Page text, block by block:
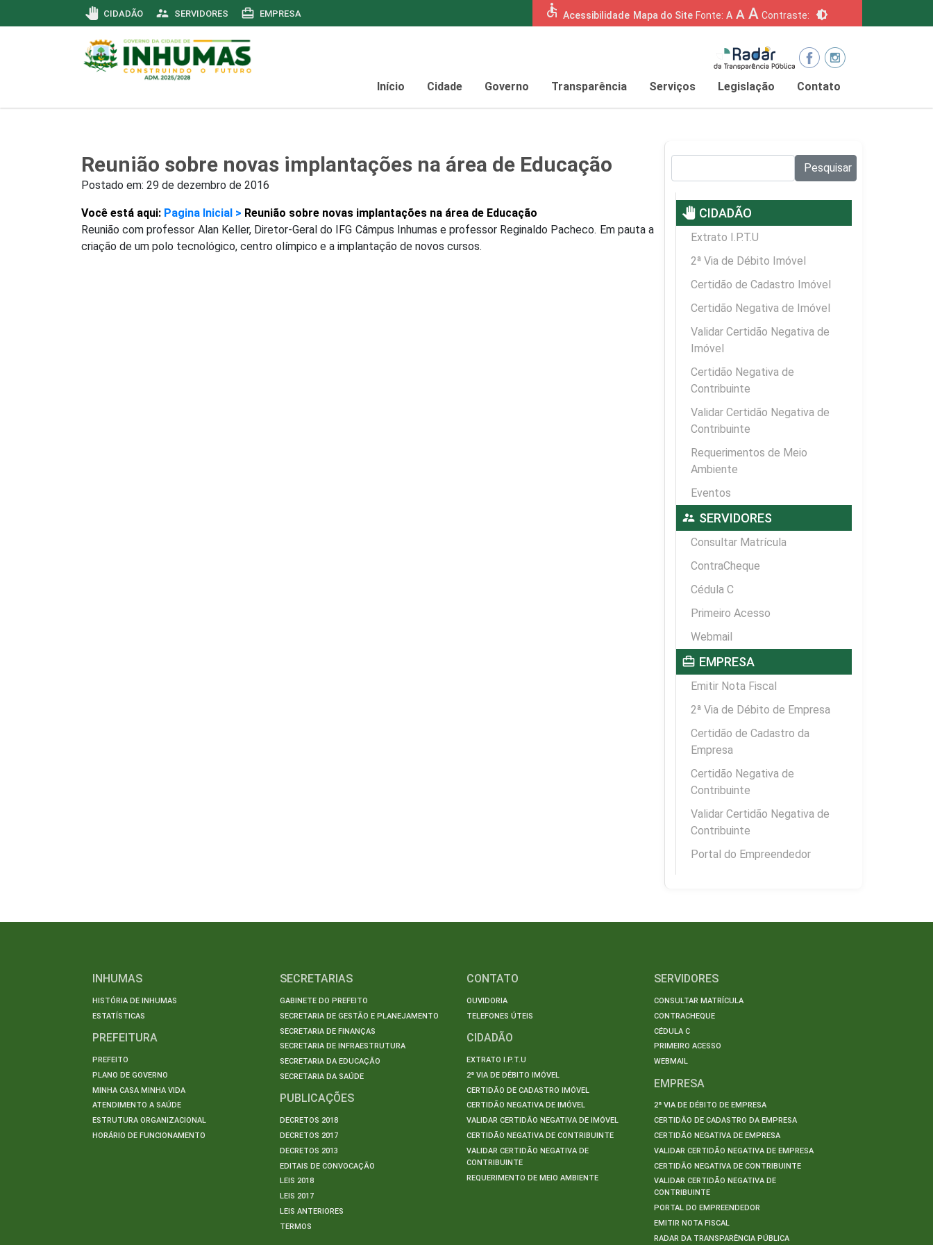
pan_tool CIDADÃO supervisor_account SERVIDORES card_travel EMPRESA accessible Acessibilidade Mapa do Site Fonte: A A A Contraste: brightness_6
Início Cidade Governo Transparência Serviços Legislação Contato
Reunião sobre novas implantações na área de Educação
Postado em: 29 de dezembro de 2016
Você está aqui: Pagina Inicial > Reunião sobre novas implantações na área de Educação
Reunião com professor Alan Keller, Diretor-Geral do IFG Câmpus Inhumas e professor Reginaldo Pacheco. Em pauta a
criação de um polo tecnológico, centro olímpico e a implantação de novos cursos.
Pesquisar
pan_tool CIDADÃO
Extrato I.P.T.U
2ª Via de Débito Imóvel
Certidão de Cadastro Imóvel
Certidão Negativa de Imóvel
Validar Certidão Negativa de
Imóvel
Certidão Negativa de
Contribuinte
Validar Certidão Negativa de
Contribuinte
Requerimentos de Meio
Ambiente
Eventos
supervisor_account SERVIDORES
Consultar Matrícula
ContraCheque
Cédula C
Primeiro Acesso
Webmail
card_travel EMPRESA
Emitir Nota Fiscal
2ª Via de Débito de Empresa
Certidão de Cadastro da
Empresa
Certidão Negativa de
Contribuinte
Validar Certidão Negativa de
Contribuinte
Portal do Empreendedor
INHUMAS
HISTÓRIA DE INHUMAS
ESTATÍSTICAS
PREFEITURA
PREFEITO
PLANO DE GOVERNO
MINHA CASA MINHA VIDA
ATENDIMENTO A SAÚDE
ESTRUTURA ORGANIZACIONAL
HORÁRIO DE FUNCIONAMENTO
SECRETARIAS
GABINETE DO PREFEITO
SECRETARIA DE GESTÃO E PLANEJAMENTO
SECRETARIA DE FINANÇAS
SECRETARIA DE INFRAESTRUTURA
SECRETARIA DA EDUCAÇÃO
SECRETARIA DA SAÚDE
PUBLICAÇÕES
DECRETOS 2018
DECRETOS 2017
DECRETOS 2013
EDITAIS DE CONVOCAÇÃO
LEIS 2018
LEIS 2017
LEIS ANTERIORES
TERMOS
CONTATO
OUVIDORIA
TELEFONES ÚTEIS
CIDADÃO
EXTRATO I.P.T.U
2ª VIA DE DÉBITO IMÓVEL
CERTIDÃO DE CADASTRO IMÓVEL
CERTIDÃO NEGATIVA DE IMÓVEL
VALIDAR CERTIDÃO NEGATIVA DE IMÓVEL
CERTIDÃO NEGATIVA DE CONTRIBUINTE
VALIDAR CERTIDÃO NEGATIVA DE
CONTRIBUINTE
REQUERIMENTO DE MEIO AMBIENTE
SERVIDORES
CONSULTAR MATRÍCULA
CONTRACHEQUE
CÉDULA C
PRIMEIRO ACESSO
WEBMAIL
EMPRESA
2ª VIA DE DÉBITO DE EMPRESA
CERTIDÃO DE CADASTRO DA EMPRESA
CERTIDÃO NEGATIVA DE EMPRESA
VALIDAR CERTIDÃO NEGATIVA DE EMPRESA
CERTIDÃO NEGATIVA DE CONTRIBUINTE
VALIDAR CERTIDÃO NEGATIVA DE
CONTRIBUINTE
PORTAL DO EMPREENDEDOR
EMITIR NOTA FISCAL
RADAR DA TRANSPARÊNCIA PÚBLICA